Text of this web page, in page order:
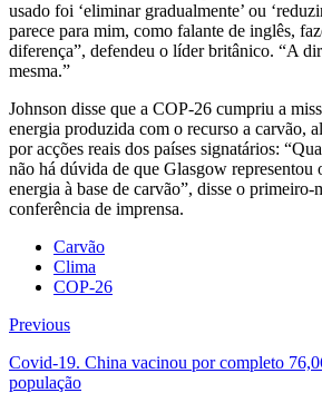
usado foi ‘eliminar gradualmente’ ou
parece para mim, como falante de inglês,
diferença”, defendeu o líder britânico. “A
mesma.”
Johnson disse que a COP-26 cumpriu a
energia produzida com o recurso a carvão,
por acções reais dos países signatários:
não há dúvida de que Glasgow representou
energia à base de carvão”, disse o
conferência de imprensa.
Carvão
Clima
COP-26
Previous
Covid-19. China vacinou por completo
população